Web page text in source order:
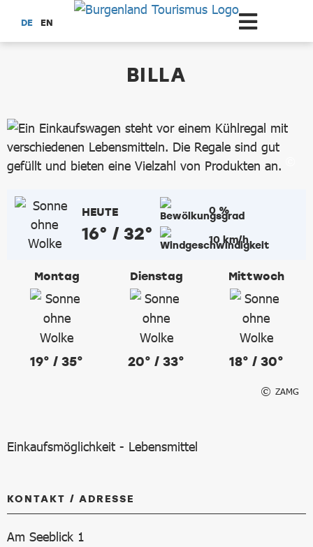
Zum Hauptinhalt springen
DE EN
BILLA
HEUTE
16° / 32°
0 %
10 km/h
Montag
19° / 35°
Dienstag
20° / 33°
Mittwoch
18° / 30°
ZAMG
Einkaufsmöglichkeit - Lebensmittel
KONTAKT / ADRESSE
Am Seeblick 1